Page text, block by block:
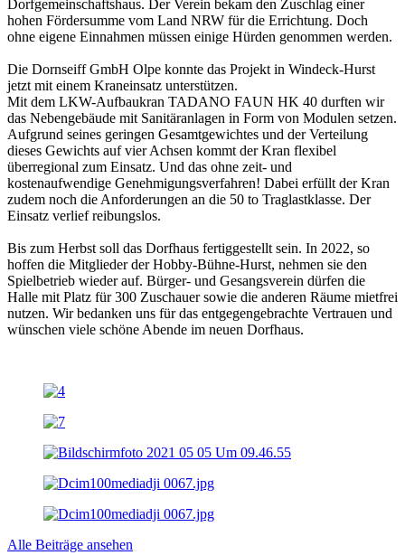
Dorfgemeinschaftshaus. Der Verein bekam den Zuschlag einer
hohen Fördersumme vom Land NRW für die Errichtung. Doch
ohne eigene Einnahmen müssen einige Hürden genommen werden.
Die Dornseiff GmbH Olpe konnte das Projekt in Windeck-Hurst
jetzt mit einem Kraneinsatz unterstützen.
Mit dem LKW-Aufbaukran TADANO FAUN HK 40 durften wir
das Nebengebäude mit Sanitäranlagen in Form von Modulen setzen.
Aufgrund seines geringen Gesamtgewichtes und der Verteilung
dieses Gewichts auf vier Achsen kommt der Kran flexibel
überregional zum Einsatz. Und das ohne zeit- und
kostenaufwendige Genehmigungsverfahren! Dabei erfüllt der Kran
zudem noch die Anforderungen an die 50 to Traglastklasse. Der
Einsatz verlief reibungslos.
Bis zum Herbst soll das Dorfhaus fertiggestellt sein. In 2022, so
hoffen die Mitglieder der Hobby-Bühne-Hurst, nehmen sie den
Spielbetrieb wieder auf. Bürger- und Gesangsverein dürfen die
Halle mit Platz für 300 Zuschauer sowie die anderen Räume mietfrei
nutzen. Wir bedanken uns für das entgegengebrachte Vertrauen und
wünschen viele schöne Abende im neuen Dorfhaus.
Alle Beiträge ansehen